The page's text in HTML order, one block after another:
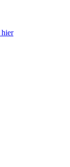
hier